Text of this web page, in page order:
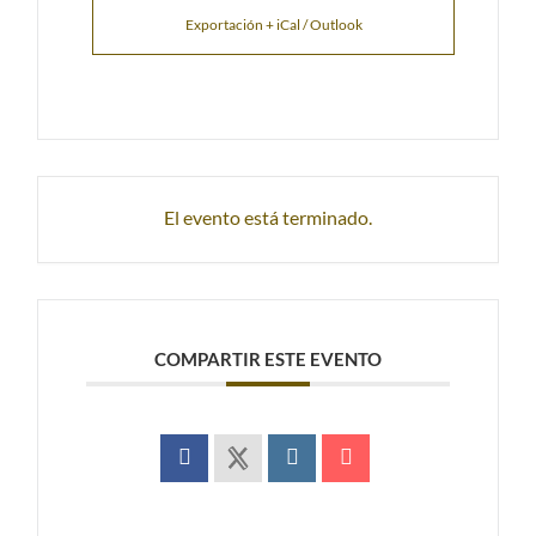
Exportación + iCal / Outlook
El evento está terminado.
COMPARTIR ESTE EVENTO